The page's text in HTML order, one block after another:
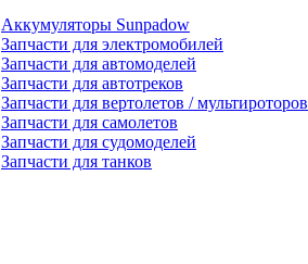
Аккумуляторы Sunpadow
Запчасти для электромобилей
Запчасти для автомоделей
Запчасти для автотреков
Запчасти для вертолетов / мультироторов
Запчасти для самолетов
Запчасти для судомоделей
Запчасти для танков